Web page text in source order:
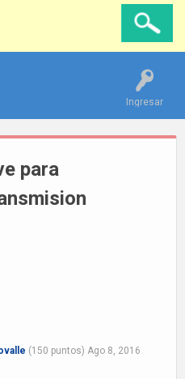
Ingresar
para
(150 puntos) Ago 8, 2016